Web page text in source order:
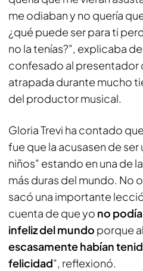
me odiaban y no quería
¿qué puede ser para ti
no la tenías?", explicaba
confesado al presentador
atrapada durante mucho
del productor musical.
Gloria Trevi ha contado
fue que la acusasen de
niños" estando en una de
más duras del mundo. No
sacó una importante
cuenta de que yo no
infeliz del mundo porque
escasamente habían
felicidad", reflexionó.